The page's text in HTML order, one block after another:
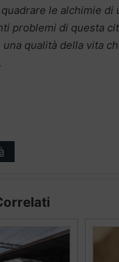
le alchimie di
problemi di questa
qualità della vita